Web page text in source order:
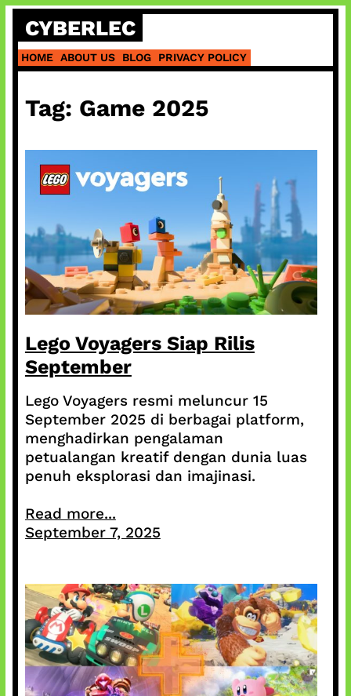
Skip
content
CYBERLEC
HOME ABOUT US BLOG PRIVACY POLICY
Tag: Game 2025
Lego Voyagers Siap Rilis
September
Lego Voyagers resmi meluncur 15
September 2025 di berbagai platform,
menghadirkan pengalaman
petualangan kreatif dengan dunia luas
penuh eksplorasi dan imajinasi.
Read more...
September 7, 2025